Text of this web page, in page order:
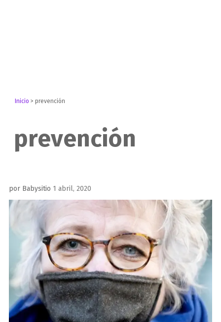
Inicio >prevención
prevención
por Babysitio Publicado
el
1 abril, 2020